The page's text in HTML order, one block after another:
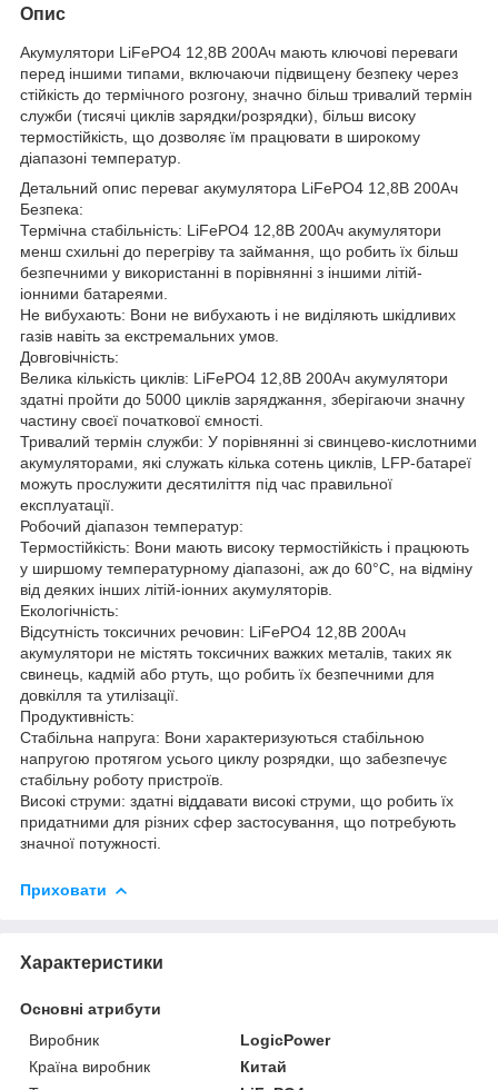
Опис
Акумулятори LiFePO4 12,8В 200Ач мають ключові переваги
перед іншими типами, включаючи підвищену безпеку через
стійкість до термічного розгону, значно більш тривалий термін
служби (тисячі циклів зарядки/розрядки), більш високу
термостійкість, що дозволяє їм працювати в широкому
діапазоні температур.
Детальний опис переваг акумулятора LiFePO4 12,8В 200Ач
Безпека:
Термічна стабільність: LiFePO4 12,8В 200Ач акумулятори
менш схильні до перегріву та займання, що робить їх більш
безпечними у використанні в порівнянні з іншими літій-
іонними батареями.
Не вибухають: Вони не вибухають і не виділяють шкідливих
газів навіть за екстремальних умов.
Довговічність:
Велика кількість циклів: LiFePO4 12,8В 200Ач акумулятори
здатні пройти до 5000 циклів заряджання, зберігаючи значну
частину своєї початкової ємності.
Тривалий термін служби: У порівнянні зі свинцево-кислотними
акумуляторами, які служать кілька сотень циклів, LFP-батареї
можуть прослужити десятиліття під час правильної
експлуатації.
Робочий діапазон температур:
Термостійкість: Вони мають високу термостійкість і працюють
у ширшому температурному діапазоні, аж до 60°C, на відміну
від деяких інших літій-іонних акумуляторів.
Екологічність:
Відсутність токсичних речовин: LiFePO4 12,8В 200Ач
акумулятори не містять токсичних важких металів, таких як
свинець, кадмій або ртуть, що робить їх безпечними для
довкілля та утилізації.
Продуктивність:
Стабільна напруга: Вони характеризуються стабільною
напругою протягом усього циклу розрядки, що забезпечує
стабільну роботу пристроїв.
Високі струми: здатні віддавати високі струми, що робить їх
придатними для різних сфер застосування, що потребують
значної потужності.
Приховати
Характеристики
Основні атрибути
Виробник
LogicPower
Країна виробник
Китай